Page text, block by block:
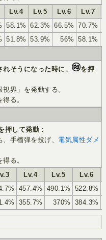
Lv.4 Lv.5 Lv.6 Lv.7
58.1% 62.3% 66.5% 70.7%
51.8% 53.9% 56% 58.1%
れそうになった時に、
を押
界」を発動する。
る。
押して発動：
手榴弾を投げ、 電気属性ダメ
る。
Lv.4 Lv.5
Lv.6
457.4% 490.1% 522.8%
355.7% 370% 384.3%